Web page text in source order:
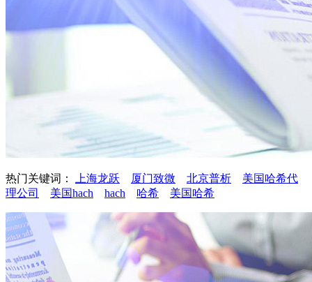
热门关键词： 上海龙跃 厦门致微 北京普析
美国哈希代
理公司
美国hach hach 哈希 美国哈希